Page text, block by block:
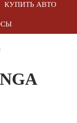
КУПИТЬ АВТО